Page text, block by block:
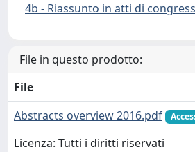
4b - Riassunto in atti di
File in questo prodotto:
File
Abstracts overview 2016.pdf
Licenza: Tutti i diritti riservati